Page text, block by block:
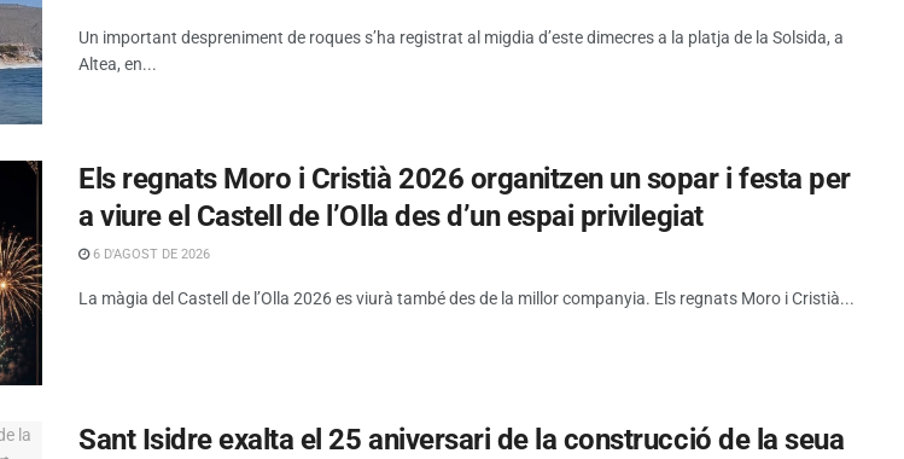
Un important despreniment de roques s’ha registrat al migdia d’este dimecres a la platja de la Solsida, a
Altea, en...
Els regnats Moro i Cristià 2026 organitzen un sopar i festa per
a viure el Castell de l’Olla des d’un espai privilegiat
6 D'AGOST DE 2026
La màgia del Castell de l’Olla 2026 es viurà també des de la millor companyia. Els regnats Moro i Cristià...
Sant Isidre exalta el 25 aniversari de la construcció de la seua